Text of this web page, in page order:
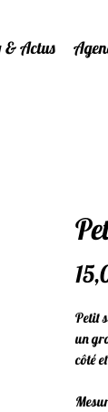
& Actus
Petit
un
côté